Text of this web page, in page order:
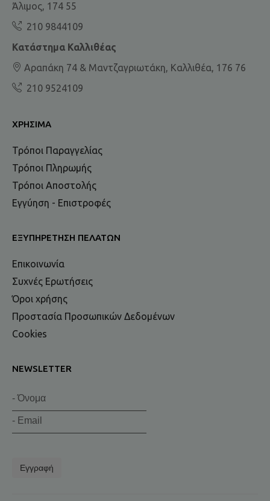
Άλιμος, 174 55
210 9844109
Κατάστημα Καλλιθέας
Αραπάκη 74 & Μαντζαγριωτάκη, Καλλιθέα, 176 76
210 9524109
ΧΡΉΣΙΜΑ
Τρόποι Παραγγελίας
Τρόποι Πληρωμής
Τρόποι Αποστολής
Εγγύηση - Επιστροφές
ΕΞΥΠΗΡΈΤΗΣΗ ΠΕΛΑΤΏΝ
Επικοινωνία
Συχνές Ερωτήσεις
Όροι χρήσης
Προστασία Προσωπικών Δεδομένων
Cookies
NEWSLETTER
Εγγραφή